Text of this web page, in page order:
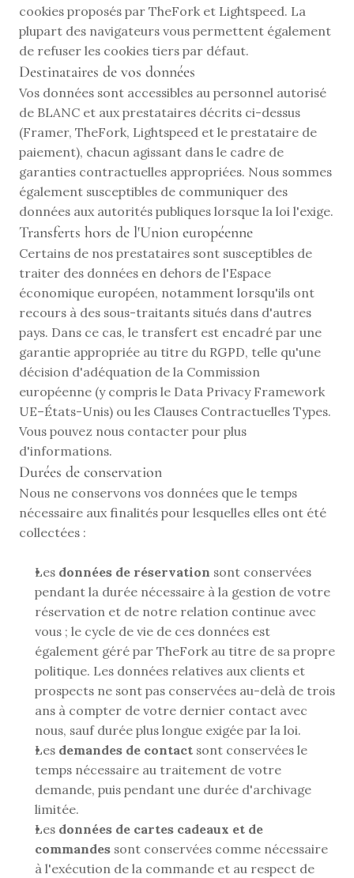
cookies proposés par TheFork et Lightspeed. La
plupart des navigateurs vous permettent également
de refuser les cookies tiers par défaut.
Destinataires de vos données
Vos données sont accessibles au personnel autorisé
de BLANC et aux prestataires décrits ci-dessus
(Framer, TheFork, Lightspeed et le prestataire de
paiement), chacun agissant dans le cadre de
garanties contractuelles appropriées. Nous sommes
également susceptibles de communiquer des
données aux autorités publiques lorsque la loi l'exige.
Transferts hors de l'Union européenne
Certains de nos prestataires sont susceptibles de
traiter des données en dehors de l'Espace
économique européen, notamment lorsqu'ils ont
recours à des sous-traitants situés dans d'autres
pays. Dans ce cas, le transfert est encadré par une
garantie appropriée au titre du RGPD, telle qu'une
décision d'adéquation de la Commission
européenne (y compris le Data Privacy Framework
UE–États-Unis) ou les Clauses Contractuelles Types.
Vous pouvez nous contacter pour plus
d'informations.
Durées de conservation
Nous ne conservons vos données que le temps
nécessaire aux finalités pour lesquelles elles ont été
collectées :
Les données de réservation sont conservées
pendant la durée nécessaire à la gestion de votre
réservation et de notre relation continue avec
vous ; le cycle de vie de ces données est
également géré par TheFork au titre de sa propre
politique. Les données relatives aux clients et
prospects ne sont pas conservées au-delà de trois
ans à compter de votre dernier contact avec
nous, sauf durée plus longue exigée par la loi.
Les demandes de contact sont conservées le
temps nécessaire au traitement de votre
demande, puis pendant une durée d'archivage
limitée.
Les données de cartes cadeaux et de
commandes sont conservées comme nécessaire
à l'exécution de la commande et au respect de